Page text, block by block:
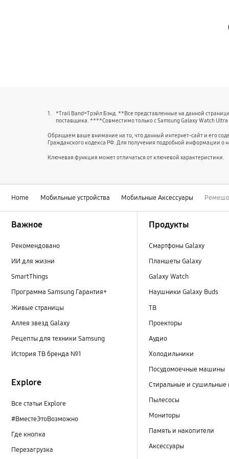
1.
*Trail Band=Трэйл Бэнд. **Все представленные на данной
поставщика. ****Совместимо только с Samsung Galaxy Watch
Обращаем ваше внимание на то, что данный интернет-сайт и его
Гражданского кодекса РФ. Для получения подробной информации о
Ключевая функция может отличаться от ключевой характеристики.
Home Мобильные устройства Мобильные Аксессуары
Важное
Рекомендовано
ИИ для жизни
SmartThings
Программа Samsung Гарантия+
Живые страницы
Аллея звезд Galaxy
Рецепты для техники Samsung
История ТВ бренда №1
Explore
Все статьи Explore
#ВместеЭтоВозможно
Где кнопка
Перезагрузка
Продукты
Смартфоны Galaxy
Планшеты Galaxy
Galaxy Watch
Наушники Galaxy Buds
ТВ
Проекторы
Аудио
Холодильники
Посудомоечные машины
Стиральные и
Пылесосы
Мониторы
Память и накопители
Аксессуары